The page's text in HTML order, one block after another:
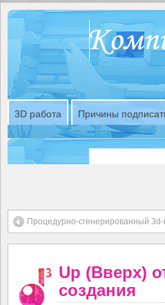
3D работа Причины
Процедурно-сгенерированный
Up (Вверх)
создания